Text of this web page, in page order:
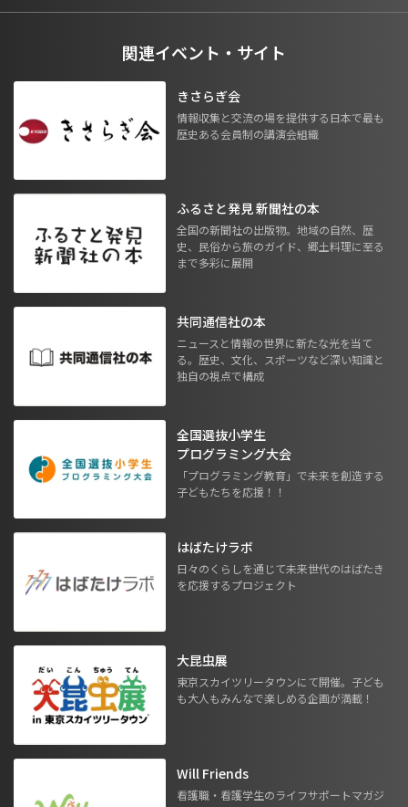
関連イベント・サイト
きさらぎ会
情報収集と交流の場を提供する日本で最も
歴史ある会員制の講演会組織
ふるさと発見 新聞社の本
全国の新聞社の出版物。地域の自然、歴
史、民俗から旅のガイド、郷土料理に至る
まで多彩に展開
共同通信社の本
ニュースと情報の世界に新たな光を当て
る。歴史、文化、スポーツなど深い知識と
独自の視点で構成
全国選抜小学生
プログラミング大会
「プログラミング教育」で未来を創造する
子どもたちを応援！！
はばたけラボ
日々のくらしを通じて未来世代のはばたき
を応援するプロジェクト
大昆虫展
東京スカイツリータウンにて開催。子ども
も大人もみんなで楽しめる企画が満載！
Will Friends
看護職・看護学生のライフサポートマガジ